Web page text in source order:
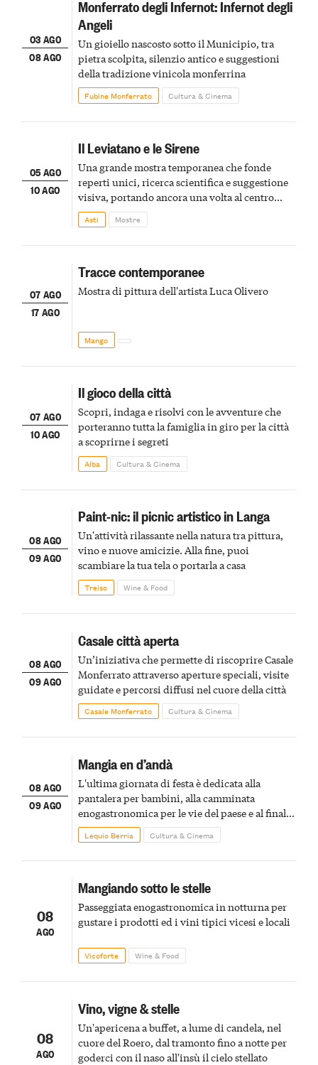
03 AGO
08 AGO
Monferrato degli Infernot: Infernot degli
Angeli
Un gioiello nascosto sotto il Municipio, tra
pietra scolpita, silenzio antico e suggestioni
della tradizione vinicola monferrina
Fubine Monferrato Cultura & Cinema
05 AGO
10 AGO
Il Leviatano e le Sirene
Una grande mostra temporanea che fonde
reperti unici, ricerca scientifica e suggestione
visiva, portando ancora una volta al centro
della scena le meraviglie del passato astigiano
Asti Mostre
07 AGO
17 AGO
Tracce contemporanee
Mostra di pittura dell'artista Luca Olivero
Mango
07 AGO
10 AGO
Il gioco della città
Scopri, indaga e risolvi con le avventure che
porteranno tutta la famiglia in giro per la città
a scoprirne i segreti
Alba Cultura & Cinema
08 AGO
09 AGO
Paint-nic: il picnic artistico in Langa
Un'attività rilassante nella natura tra pittura,
vino e nuove amicizie. Alla fine, puoi
scambiare la tua tela o portarla a casa
Treiso Wine & Food
08 AGO
09 AGO
Casale città aperta
Un’iniziativa che permette di riscoprire Casale
Monferrato attraverso aperture speciali, visite
guidate e percorsi diffusi nel cuore della città
Casale Monferrato Cultura & Cinema
08 AGO
09 AGO
Mangia en d’andà
L'ultima giornata di festa è dedicata alla
pantalera per bambini, alla camminata
enogastronomica per le vie del paese e al finale
pirotecnico
Lequio Berria Cultura & Cinema
08
AGO
Mangiando sotto le stelle
Passeggiata enogastronomica in notturna per
gustare i prodotti ed i vini tipici vicesi e locali
Vicoforte Wine & Food
08
AGO
Vino, vigne & stelle
Un'apericena a buffet, a lume di candela, nel
cuore del Roero, dal tramonto fino a notte per
goderci con il naso all'insù il cielo stellato